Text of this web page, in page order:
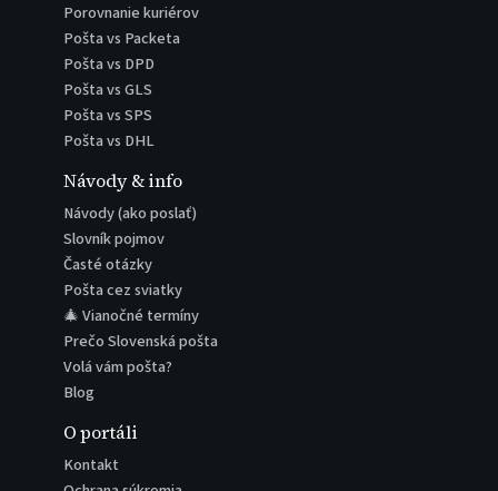
Porovnanie kuriérov
Pošta vs Packeta
Pošta vs DPD
Pošta vs GLS
Pošta vs SPS
Pošta vs DHL
Návody & info
Návody (ako poslať)
Slovník pojmov
Časté otázky
Pošta cez sviatky
🎄 Vianočné termíny
Prečo Slovenská pošta
Volá vám pošta?
Blog
O portáli
Kontakt